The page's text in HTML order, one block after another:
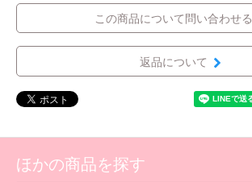
この商品について問い合わせる
返品について
ほかの商品を探す